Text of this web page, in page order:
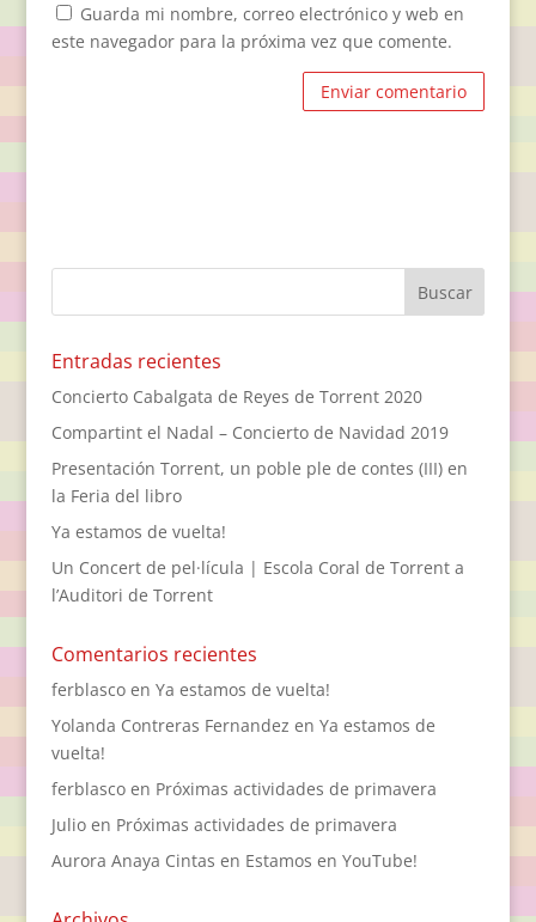
Guarda mi nombre, correo electrónico y web en
este navegador para la próxima vez que comente.
Entradas recientes
Concierto Cabalgata de Reyes de Torrent 2020
Compartint el Nadal – Concierto de Navidad 2019
Presentación Torrent, un poble ple de contes (III) en
la Feria del libro
Ya estamos de vuelta!
Un Concert de pel·lícula | Escola Coral de Torrent a
l’Auditori de Torrent
Comentarios recientes
ferblascoen Ya estamos de vuelta!
Yolanda Contreras Fernandez en Ya estamos de
vuelta!
ferblascoen Próximas actividades de primavera
Julioen Próximas actividades de primavera
Aurora Anaya Cintas en Estamos en YouTube!